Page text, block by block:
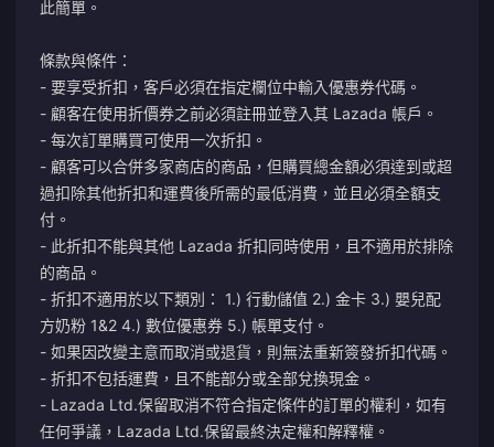
此簡單。
條款與條件：
- 要享受折扣，客戶必須在指定欄位中輸入優惠券代碼。
- 顧客在使用折價券之前必須註冊並登入其 Lazada 帳戶。
- 每次訂單購買可使用一次折扣。
- 顧客可以合併多家商店的商品，但購買總金額必須達到或超
過扣除其他折扣和運費後所需的最低消費，並且必須全額支
付。
- 此折扣不能與其他 Lazada 折扣同時使用，且不適用於排除
的商品。
- 折扣不適用於以下類別： 1.) 行動儲值 2.) 金卡 3.) 嬰兒配
方奶粉 1&2 4.) 數位優惠券 5.) 帳單支付。
- 如果因改變主意而取消或退貨，則無法重新簽發折扣代碼。
- 折扣不包括運費，且不能部分或全部兌換現金。
- Lazada Ltd.保留取消不符合指定條件的訂單的權利，如有
任何爭議，Lazada Ltd.保留最終決定權和解釋權。